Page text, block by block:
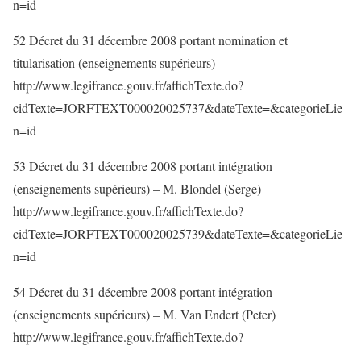
n=id
52 Décret du 31 décembre 2008 portant nomination et
titularisation (enseignements supérieurs)
http://www.legifrance.gouv.fr/affichTexte.do?
cidTexte=JORFTEXT000020025737&dateTexte=&categorieLie
n=id
53 Décret du 31 décembre 2008 portant intégration
(enseignements supérieurs) – M. Blondel (Serge)
http://www.legifrance.gouv.fr/affichTexte.do?
cidTexte=JORFTEXT000020025739&dateTexte=&categorieLie
n=id
54 Décret du 31 décembre 2008 portant intégration
(enseignements supérieurs) – M. Van Endert (Peter)
http://www.legifrance.gouv.fr/affichTexte.do?